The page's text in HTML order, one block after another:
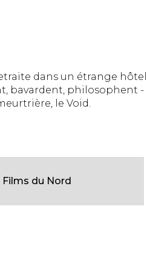
dans un étrange hôtel
bavardent, philosophent -
le Void.
Films du Nord